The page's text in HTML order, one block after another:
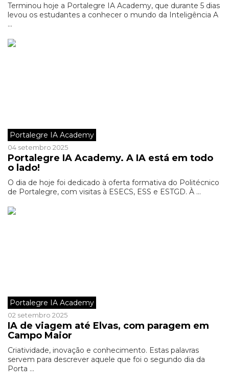
Terminou hoje a Portalegre IA Academy, que durante 5 dias
levou os estudantes a conhecer o mundo da Inteligência A
...
Portalegre IA Academy
04 setembro 2025
Portalegre IA Academy. A IA está em todo
o lado!
O dia de hoje foi dedicado à oferta formativa do Politécnico
de Portalegre, com visitas à ESECS, ESS e ESTGD. À ...
Portalegre IA Academy
02 setembro 2025
IA de viagem até Elvas, com paragem em
Campo Maior
Criatividade, inovação e conhecimento. Estas palavras
servem para descrever aquele que foi o segundo dia da
Porta ...